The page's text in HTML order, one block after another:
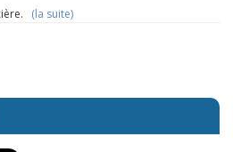
(la suite)